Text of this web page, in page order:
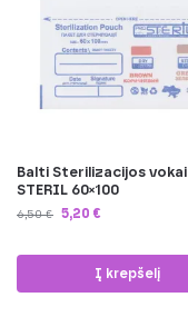
Balti Sterilizacijos vokai
STERIL 60×100
6,50€ 5,20 €
Į krepšelį